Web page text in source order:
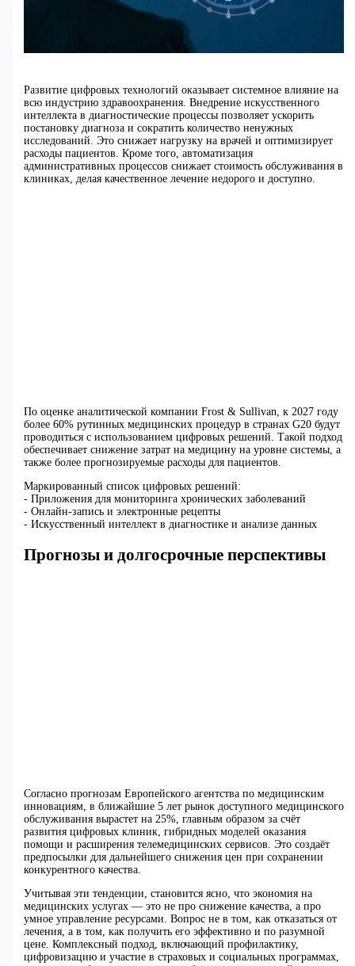
Развитие цифровых технологий оказывает системное влияние на
всю индустрию здравоохранения. Внедрение искусственного
интеллекта в диагностические процессы позволяет ускорить
постановку диагноза и сократить количество ненужных
исследований. Это снижает нагрузку на врачей и оптимизирует
расходы пациентов. Кроме того, автоматизация
административных процессов снижает стоимость обслуживания в
клиниках, делая качественное лечение недорого и доступно.
По оценке аналитической компании Frost & Sullivan, к 2027 году
более 60% рутинных медицинских процедур в странах G20 будут
проводиться с использованием цифровых решений. Такой подход
обеспечивает снижение затрат на медицину на уровне системы, а
также более прогнозируемые расходы для пациентов.
Маркированный список цифровых решений:
- Приложения для мониторинга хронических заболеваний
- Онлайн-запись и электронные рецепты
- Искусственный интеллект в диагностике и анализе данных
Прогнозы и долгосрочные перспективы
Согласно прогнозам Европейского агентства по медицинским
инновациям, в ближайшие 5 лет рынок доступного медицинского
обслуживания вырастет на 25%, главным образом за счёт
развития цифровых клиник, гибридных моделей оказания
помощи и расширения телемедицинских сервисов. Это создаёт
предпосылки для дальнейшего снижения цен при сохранении
конкурентного качества.
Учитывая эти тенденции, становится ясно, что экономия на
медицинских услугах — это не про снижение качества, а про
умное управление ресурсами. Вопрос не в том, как отказаться от
лечения, а в том, как получить его эффективно и по разумной
цене. Комплексный подход, включающий профилактику,
цифровизацию и участие в страховых и социальных программах,